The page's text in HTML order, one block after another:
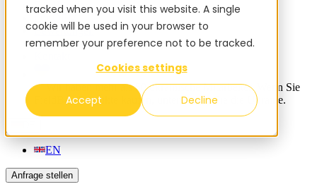
tracked when you visit this website. A single
cookie will be used in your browser to
remember your preference not to be tracked.
Cookies settings
Accept Decline
Für Händler
Bewertungen
Blog
✨ Wir haben mehr als 50 ukrainische Mitarbeiter. Wenn Sie
FieldBee-Produkte kaufen, unterstützen Sie die Ukraine.
EN
Anfrage stellen